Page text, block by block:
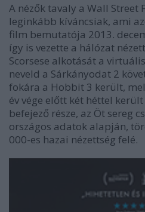
A nézők tavaly a Wall Street
leginkább kíváncsiak, ami
film bemutatója 2013.
így is vezette a hálózat
Scorsese alkotását a
neveld a Sárkányodat 2
fokára a Hobbit 3 került,
év vége előtt két héttel került
befejező része, az Öt sereg
országos adatok alapján,
000-es hazai nézettség felé.